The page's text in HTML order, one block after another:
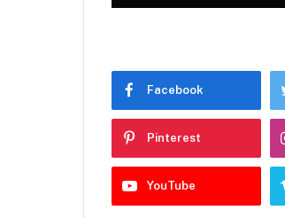
Facebook
Pinterest
YouTube